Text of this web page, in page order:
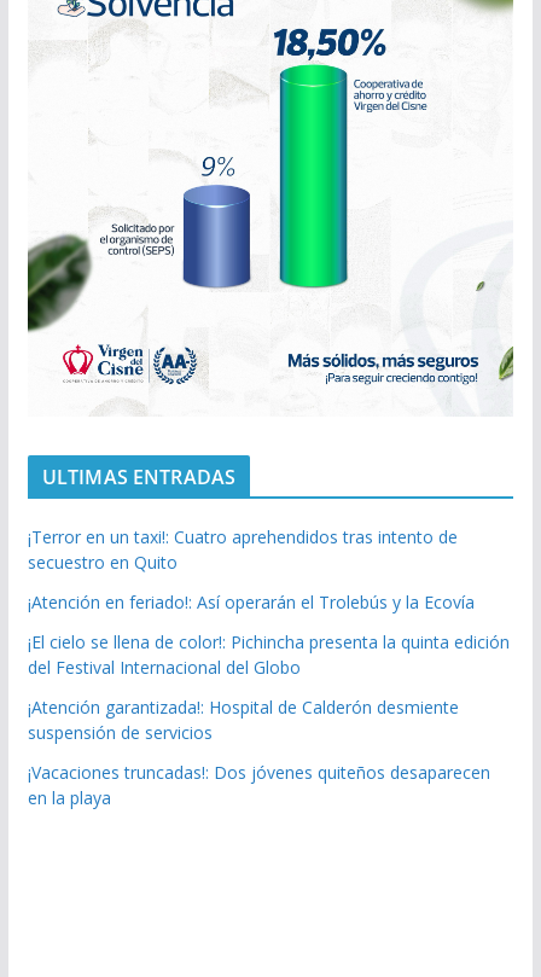
ULTIMAS ENTRADAS
¡Terror en un taxi!: Cuatro aprehendidos tras intento de
secuestro en Quito
¡Atención en feriado!: Así operarán el Trolebús y la Ecovía
¡El cielo se llena de color!: Pichincha presenta la quinta edición
del Festival Internacional del Globo
¡Atención garantizada!: Hospital de Calderón desmiente
suspensión de servicios
¡Vacaciones truncadas!: Dos jóvenes quiteños desaparecen
en la playa